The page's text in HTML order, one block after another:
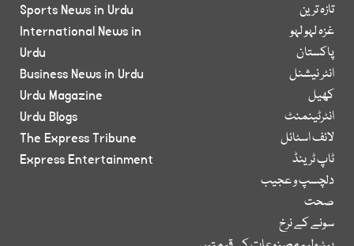
تازہ ترین
غزہ لہو لہو
پاکستان
انٹر نیشنل
کھیل
انٹرٹینمنٹ
لائف اسٹائل
ٹاپ ٹرینڈ
دلچسپ و عجیب
صحت
سونے کے نرخ
Sports News in Urdu
International News in
Urdu
Business News in Urdu
Urdu Magazine
Urdu Blogs
The Express Tribune
Express Entertainment